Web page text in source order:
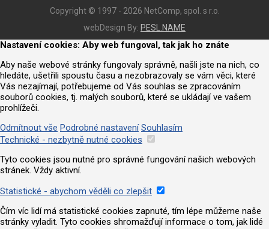
Copyright © 1997 - 2026 NetComp, spol. s r.o.
webDesign By: PESL.NAME
Nastavení cookies: Aby web fungoval, tak jak ho znáte
Aby naše webové stránky fungovaly správně, našli jste na nich, co
hledáte, ušetřili spoustu času a nezobrazovaly se vám věci, které
Vás nezajímají, potřebujeme od Vás souhlas se zpracováním
souborů cookies, tj. malých souborů, které se ukládají ve vašem
prohlížeči.
Odmítnout vše Podrobné nastavení Souhlasím
Technické - nezbytně nutné cookies
Tyto cookies jsou nutné pro správné fungování našich webových
stránek. Vždy aktivní.
Statistické - abychom věděli co zlepšit
Čím víc lidí má statistické cookies zapnuté, tím lépe můžeme naše
stránky vyladit. Tyto cookies shromažďují informace o tom, jak lidé